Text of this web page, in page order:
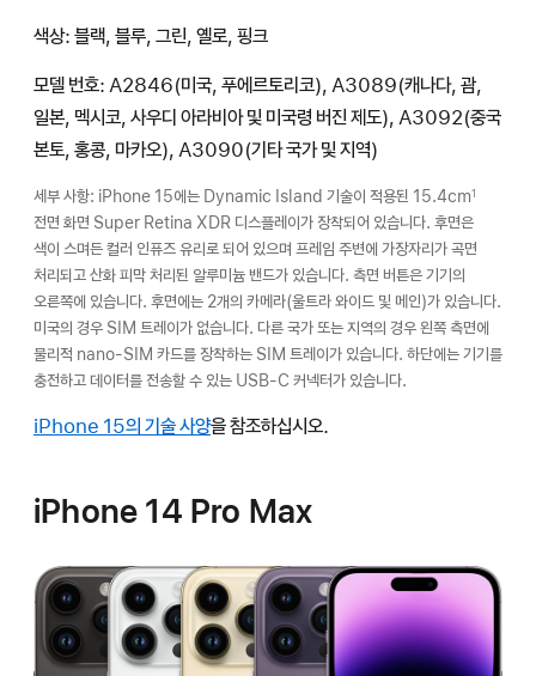
색상: 블랙, 블루, 그린, 옐로, 핑크
모델 번호: A2846(미국, 푸에르토리코), A3089(캐나다, 괌,
일본, 멕시코, 사우디 아라비아 및 미국령 버진 제도), A3092(중국
본토, 홍콩, 마카오), A3090(기타 국가 및 지역)
세부 사항: iPhone 15에는 Dynamic Island 기술이 적용된 15.4cm1
전면 화면 Super Retina XDR 디스플레이가 장착되어 있습니다. 후면은
색이 스며든 컬러 인퓨즈 유리로 되어 있으며 프레임 주변에 가장자리가 곡면
처리되고 산화 피막 처리된 알루미늄 밴드가 있습니다. 측면 버튼은 기기의
오른쪽에 있습니다. 후면에는 2개의 카메라(울트라 와이드 및 메인)가 있습니다.
미국의 경우 SIM 트레이가 없습니다. 다른 국가 또는 지역의 경우 왼쪽 측면에
물리적 nano-SIM 카드를 장착하는 SIM 트레이가 있습니다. 하단에는 기기를
충전하고 데이터를 전송할 수 있는 USB-C 커넥터가 있습니다.
iPhone 15의 기술 사양을 참조하십시오.
iPhone 14 Pro Max